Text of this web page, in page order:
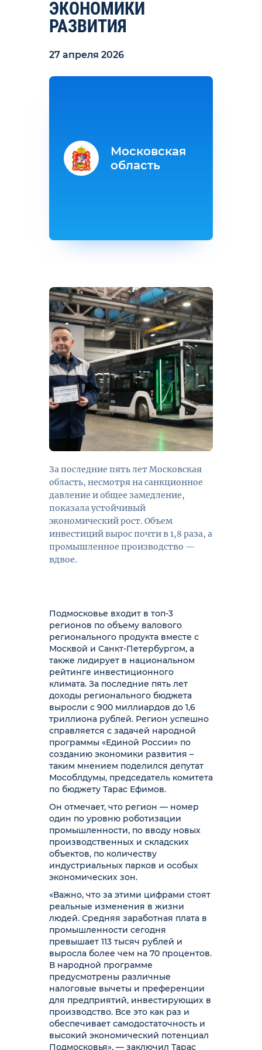
ЭКОНОМИКИ
РАЗВИТИЯ
27 апреля 2026
За последние пять лет Московская
область, несмотря на санкционное
давление и общее замедление,
показала устойчивый
экономический рост. Объем
инвестиций вырос почти в 1,8 раза, а
промышленное производство —
вдвое.
Подмосковье входит в топ-3
регионов по объему валового
регионального продукта вместе с
Москвой и Санкт-Петербургом, а
также лидирует в национальном
рейтинге инвестиционного
климата. За последние пять лет
доходы регионального бюджета
выросли с 900 миллиардов до 1,6
триллиона рублей. Регион успешно
справляется с задачей народной
программы «Единой России» по
созданию экономики развития –
таким мнением поделился депутат
Мособлдумы, председатель комитета
по бюджету Тарас Ефимов.
Он отмечает, что регион — номер
один по уровню роботизации
промышленности, по вводу новых
производственных и складских
объектов, по количеству
индустриальных парков и особых
экономических зон.
«Важно, что за этими цифрами стоят
реальные изменения в жизни
людей. Средняя заработная плата в
промышленности сегодня
превышает 113 тысяч рублей и
выросла более чем на 70 процентов.
В народной программе
предусмотрены различные
налоговые вычеты и преференции
для предприятий, инвестирующих в
производство. Все это как раз и
обеспечивает самодостаточность и
высокий экономический потенциал
Подмосковья», — заключил Тарас
Московская
область